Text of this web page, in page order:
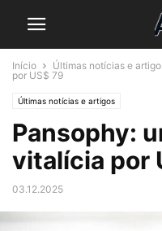
Início Últimas notícias e
por US$ 79
Últimas notícias e artigos
Pansophy:
vitalícia por
03.12.2025